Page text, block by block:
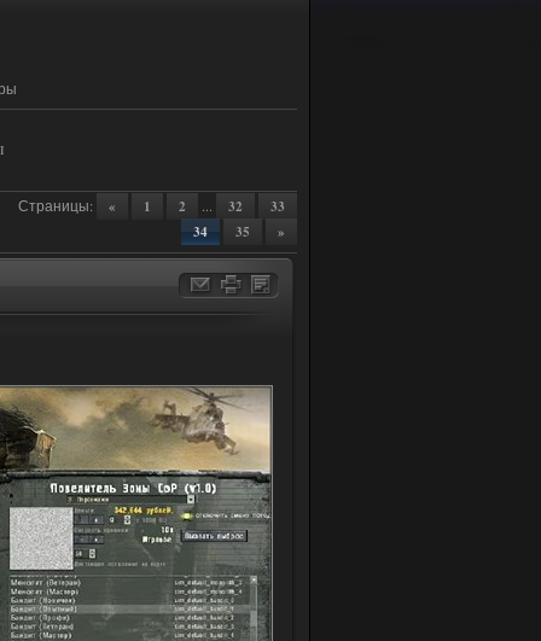
Страницы: « 1 2 ... 32
33
34
35 »